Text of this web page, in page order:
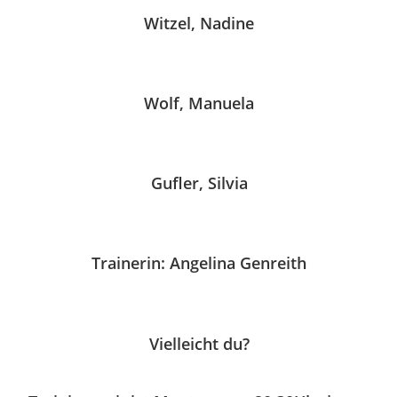
Witzel, Nadine
Wolf, Manuela
Gufler, Silvia
Trainerin: Angelina Genreith
Vielleicht du?